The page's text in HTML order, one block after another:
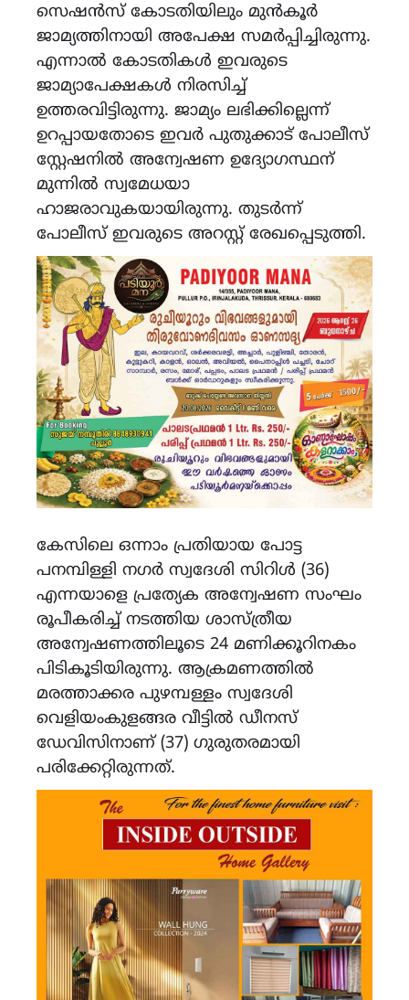
സെഷൻസ് കോടതിയിലും മുൻകൂർ
ജാമ്യത്തിനായി അപേക്ഷ സമർപ്പിച്ചിരുന്നു.
എന്നാൽ കോടതികൾ ഇവരുടെ
ജാമ്യാപേക്ഷകൾ നിരസിച്ച്
ഉത്തരവിട്ടിരുന്നു. ജാമ്യം ലഭിക്കില്ലെന്ന്
ഉറപ്പായതോടെ ഇവർ പുതുക്കാട് പോലീസ്
സ്റ്റേഷനിൽ അന്വേഷണ ഉദ്യോഗസ്ഥന്
മുന്നിൽ സ്വമേധയാ
ഹാജരാവുകയായിരുന്നു. തുടർന്ന്
പോലീസ് ഇവരുടെ അറസ്റ്റ് രേഖപ്പെടുത്തി.
കേസിലെ ഒന്നാം പ്രതിയായ പോട്ട
പനമ്പിള്ളി നഗർ സ്വദേശി സിറിൾ (36)
എന്നയാളെ പ്രത്യേക അന്വേഷണ സംഘം
രൂപീകരിച്ച് നടത്തിയ ശാസ്ത്രീയ
അന്വേഷണത്തിലൂടെ 24 മണിക്കൂറിനകം
പിടികൂടിയിരുന്നു. ആക്രമണത്തിൽ
മരത്താക്കര പുഴമ്പള്ളം സ്വദേശി
വെളിയംകുളങ്ങര വീട്ടിൽ ഡീനസ്
ഡേവിസിനാണ് (37) ഗുരുതരമായി
പരിക്കേറ്റിരുന്നത്.